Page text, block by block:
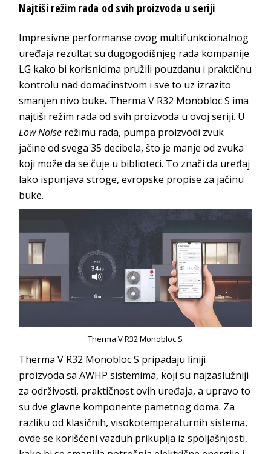
Najtiši režim rada od svih proizvoda u seriji
Impresivne performanse ovog multifunkcionalnog
uređaja rezultat su dugogodišnjeg rada kompanije
LG kako bi korisnicima pružili pouzdanu i praktičnu
kontrolu nad domaćinstvom i sve to uz izrazito
smanjen nivo buke. Therma V R32 Monobloc S ima
najtiši režim rada od svih proizvoda u ovoj seriji. U
Low Noise režimu rada, pumpa proizvodi zvuk
jačine od svega 35 decibela, što je manje od zvuka
koji može da se čuje u biblioteci. To znači da uređaj
lako ispunjava stroge, evropske propise za jačinu
buke.
Therma V R32 Monobloc S
Therma V R32 Monobloc S pripadaju liniji
proizvoda sa AWHP sistemima, koji su najzaslužniji
za održivosti, praktičnost ovih uređaja, a upravo to
su dve glavne komponente pametnog doma. Za
razliku od klasičnih, visokotemperaturnih sistema,
ovde se korišćeni vazduh prikuplja iz spoljašnjosti,